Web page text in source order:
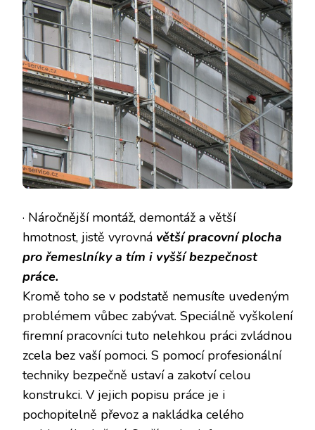
· Náročnější montáž, demontáž a větší
hmotnost, jistě vyrovná větší pracovní plocha
pro řemeslníky a tím i vyšší bezpečnost
práce.
Kromě toho se v podstatě nemusíte uvedeným
problémem vůbec zabývat. Speciálně vyškolení
firemní pracovníci tuto nelehkou práci zvládnou
zcela bez vaší pomoci. S pomocí profesionální
techniky bezpečně ustaví a zakotví celou
konstrukci. V jejich popisu práce je i
pochopitelně převoz a nakládka celého